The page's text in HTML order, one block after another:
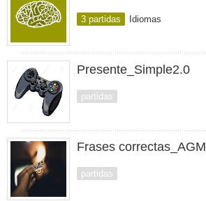
3 partidas Idiomas
Presente_Simple2.0
partidas
Frases correctas_AGM
partidas